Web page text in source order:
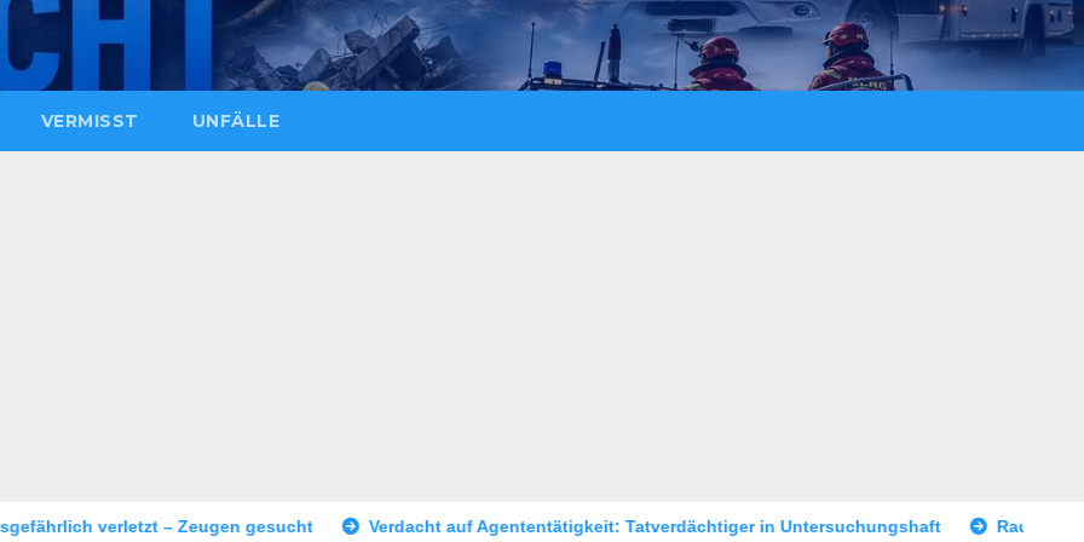
VERMISST UNFÄLLE
gesucht Verdacht auf Agententätigkeit: Tatverdächtiger in Untersuchungshaft Raubüberfall im